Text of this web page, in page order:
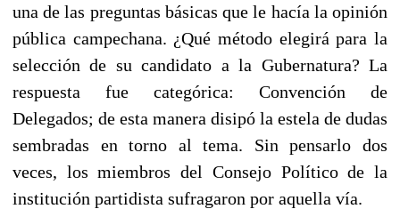
una de las preguntas básicas que le hacía la opinión
pública campechana. ¿Qué método elegirá para la
selección de su candidato a la Gubernatura? La
respuesta fue categórica: Convención de
Delegados; de esta manera disipó la estela de dudas
sembradas en torno al tema. Sin pensarlo dos
veces, los miembros del Consejo Político de la
institución partidista sufragaron por aquella vía.